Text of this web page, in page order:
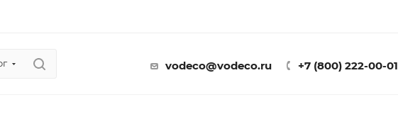
vodeco@vodeco.ru +7 (800) 222-00-01